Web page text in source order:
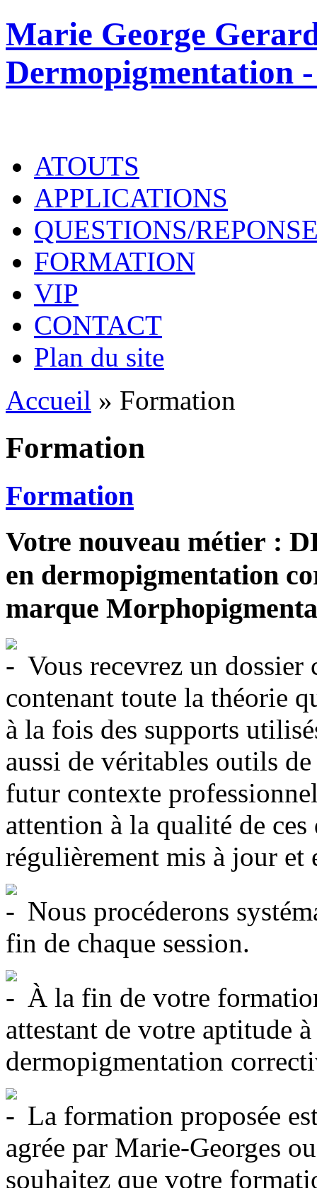
Marie George
Dermopigmentation
ATOUTS
APPLICATIONS
QUESTIONS/
FORMATION
VIP
CONTACT
Plan du site
Accueil » Formation
Formation
Formation
Votre nouveau métier :
en dermopigmentation
marque
Vous recevrez un dossier
contenant toute la théorie
à la fois des supports
aussi de véritables outils
futur contexte
attention à la qualité de
régulièrement mis à jour et
Nous procéderons
fin de chaque session.
À la fin de votre
attestant de votre aptitude
dermopigmentation
La formation proposée
agrée par Marie-Georges
souhaitez que votre